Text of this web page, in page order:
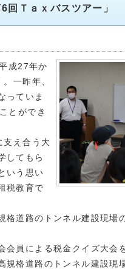
Ｔａｘバスツアー」
成27年か
一昨年、
っていま
とができ
え合う大
してもら
いう思い
税教育で
道路のトンネル建設現場
会員による税金クイズ大会
格道路のトンネル建設現